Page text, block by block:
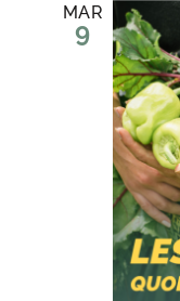
MAR
9